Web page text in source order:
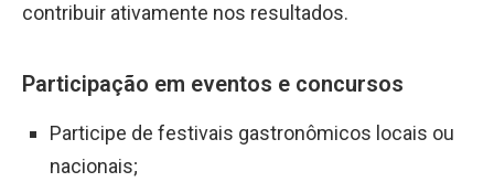
contribuir ativamente nos resultados.
Participação em eventos e concursos
Participe de festivais gastronômicos locais ou
nacionais;